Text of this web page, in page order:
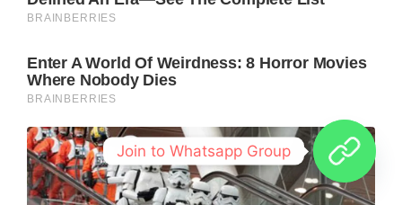
Join to Whatsapp Group